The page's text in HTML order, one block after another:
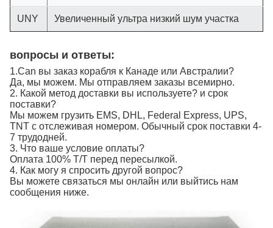
UNY Увеличенный ультра низкий шум участка
вопросы и ответы:
1.Can вы заказ корабля к Канаде или Австралии?
Да, мы можем. Мы отправляем заказы всемирно.
2. Какой метод доставки вы используете? и срок
поставки?
Мы можем грузить EMS, DHL, Federal Express, UPS,
TNT с отслеживая номером. Обычный срок поставки 4-
7 трудодней.
3. Что ваше условие оплаты?
Оплата 100% T/T перед пересылкой.
4. Как могу я спросить другой вопрос?
Вы можете связаться мы онлайн или выйтись нам
сообщения ниже.